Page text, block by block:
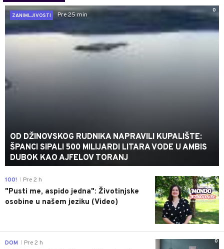
0
ZANIMLJIVOSTI
Pre 25 min
OD DŽINOVSKOG RUDNIKA NAPRAVILI KUPALIŠTE:
ŠPANCI SIPALI 500 MILIJARDI LITARA VODE U AMBIS
DUBOK KAO AJFELOV TORANJ
0
100! Pre 2 h
"Pusti me, aspido jedna": Životinjske
osobine u našem jeziku (Video)
0
DOM Pre 2 h